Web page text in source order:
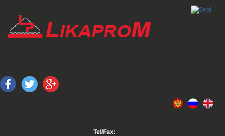
Tel/Fax: